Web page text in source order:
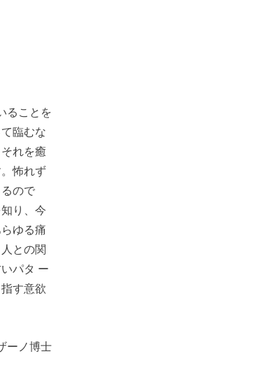
ることを
臨むな
れを癒
怖れず
ので
り、今
ゆる痛
との関
パタ ー
す意欲
ーノ博士